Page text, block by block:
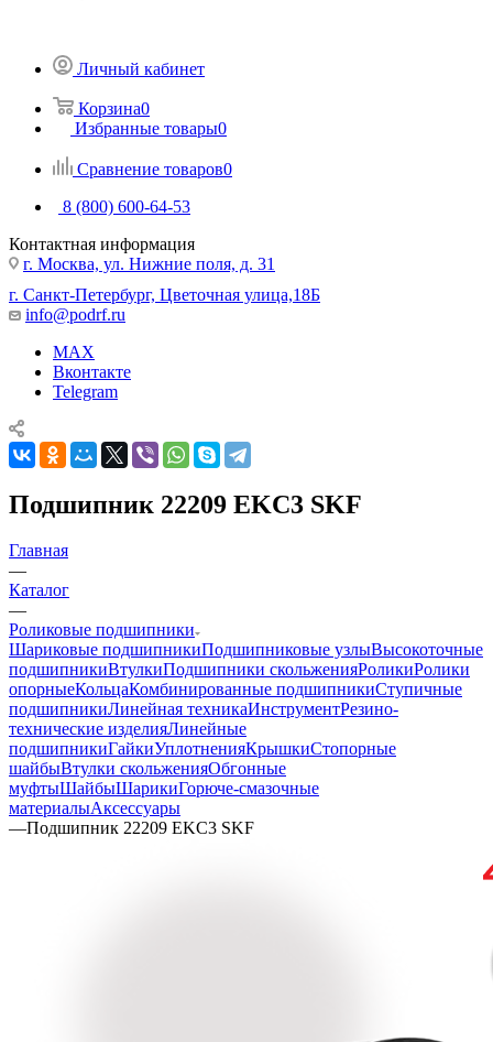
Личный кабинет
Корзина0
Избранные товары0
Сравнение товаров0
8 (800) 600-64-53
Контактная информация
г. Москва, ул. Нижние поля, д. 31
г. Санкт-Петербург, Цветочная улица,18Б
info@podrf.ru
MAX
Вконтакте
Telegram
Подшипник 22209 EKC3 SKF
Главная
—
Каталог
—
Роликовые подшипники
Шариковые подшипникиПодшипниковые узлыВысокоточные
подшипникиВтулкиПодшипники скольженияРоликиРолики
опорныеКольцаКомбинированные подшипникиСтупичные
подшипникиЛинейная техникаИнструментРезино-
технические изделияЛинейные
подшипникиГайкиУплотненияКрышкиСтопорные
шайбыВтулки скольженияОбгонные
муфтыШайбыШарикиГорюче-смазочные
материалыАксессуары
—Подшипник 22209 EKC3 SKF